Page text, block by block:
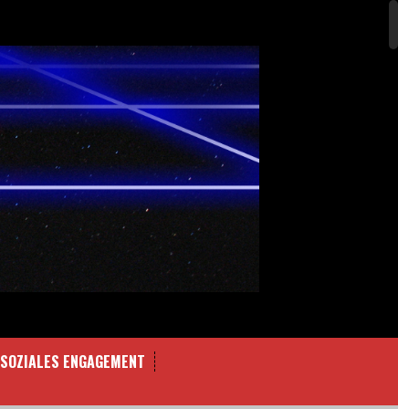
SOZIALES ENGAGEMENT